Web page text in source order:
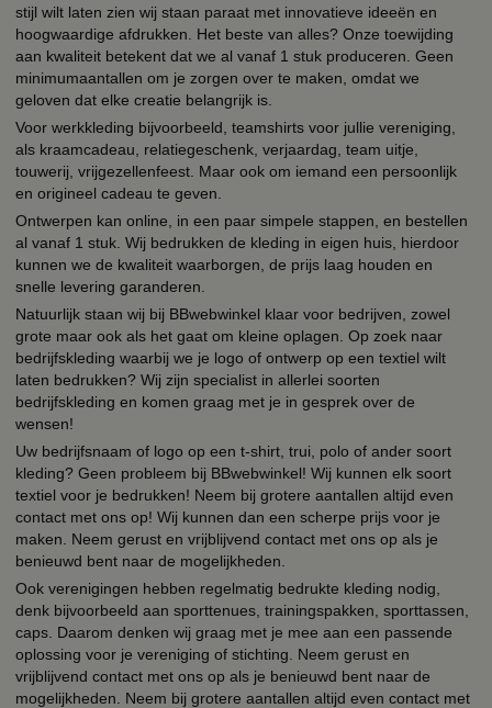
stijl wilt laten zien wij staan paraat met innovatieve ideeën en
hoogwaardige afdrukken. Het beste van alles? Onze toewijding
aan kwaliteit betekent dat we al vanaf 1 stuk produceren. Geen
minimumaantallen om je zorgen over te maken, omdat we
geloven dat elke creatie belangrijk is.
Voor werkkleding bijvoorbeeld, teamshirts voor jullie vereniging,
als kraamcadeau, relatiegeschenk, verjaardag, team uitje,
touwerij, vrijgezellenfeest. Maar ook om iemand een persoonlijk
en origineel cadeau te geven.
Ontwerpen kan online, in een paar simpele stappen, en bestellen
al vanaf 1 stuk. Wij bedrukken de kleding in eigen huis, hierdoor
kunnen we de kwaliteit waarborgen, de prijs laag houden en
snelle levering garanderen.
Natuurlijk staan wij bij BBwebwinkel klaar voor bedrijven, zowel
grote maar ook als het gaat om kleine oplagen. Op zoek naar
bedrijfskleding waarbij we je logo of ontwerp op een textiel wilt
laten bedrukken? Wij zijn specialist in allerlei soorten
bedrijfskleding en komen graag met je in gesprek over de
wensen!
Uw bedrijfsnaam of logo op een t-shirt, trui, polo of ander soort
kleding? Geen probleem bij BBwebwinkel! Wij kunnen elk soort
textiel voor je bedrukken! Neem bij grotere aantallen altijd even
contact met ons op! Wij kunnen dan een scherpe prijs voor je
maken. Neem gerust en vrijblijvend contact met ons op als je
benieuwd bent naar de mogelijkheden.
Ook verenigingen hebben regelmatig bedrukte kleding nodig,
denk bijvoorbeeld aan sporttenues, trainingspakken, sporttassen,
caps. Daarom denken wij graag met je mee aan een passende
oplossing voor je vereniging of stichting. Neem gerust en
vrijblijvend contact met ons op als je benieuwd bent naar de
mogelijkheden. Neem bij grotere aantallen altijd even contact met